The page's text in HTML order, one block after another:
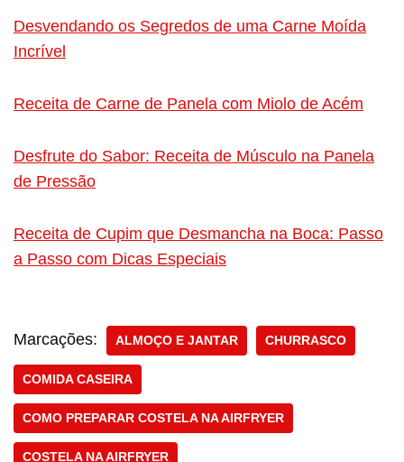
Desvendando os Segredos de uma Carne Moída
Incrível
Receita de Carne de Panela com Miolo de Acém
Desfrute do Sabor: Receita de Músculo na Panela
de Pressão
Receita de Cupim que Desmancha na Boca: Passo
a Passo com Dicas Especiais
Marcações: ALMOÇO E JANTAR CHURRASCO
COMIDA CASEIRA
COMO PREPARAR COSTELA NA AIRFRYER
COSTELA NA AIRFRYER